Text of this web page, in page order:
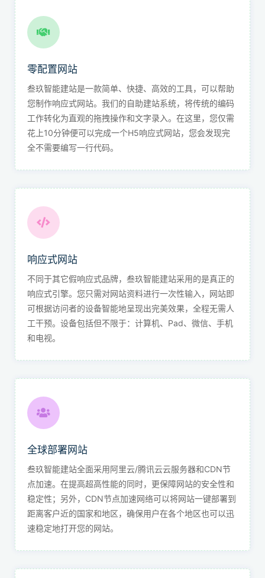
零配置网站
叁玖智能建站是一款简单、快捷、高效的工具，可以帮助
您制作响应式网站。我们的自助建站系统，将传统的编码
工作转化为直观的拖拽操作和文字录入。在这里，您仅需
花上10分钟便可以完成一个H5响应式网站，您会发现完
全不需要编写一行代码。
响应式网站
不同于其它假响应式品牌，叁玖智能建站采用的是真正的
响应式引擎。您只需对网站资料进行一次性输入，网站即
可根据访问者的设备智能地呈现出完美效果，全程无需人
工干预。设备包括但不限于：计算机、Pad、微信、手机
和电视。
全球部署网站
叁玖智能建站全面采用阿里云/腾讯云云服务器和CDN节
点加速。在提高超高性能的同时，更保障网站的安全性和
稳定性；另外，CDN节点加速网络可以将网站一键部署到
距离客户近的国家和地区，确保用户在各个地区也可以迅
速稳定地打开您的网站。